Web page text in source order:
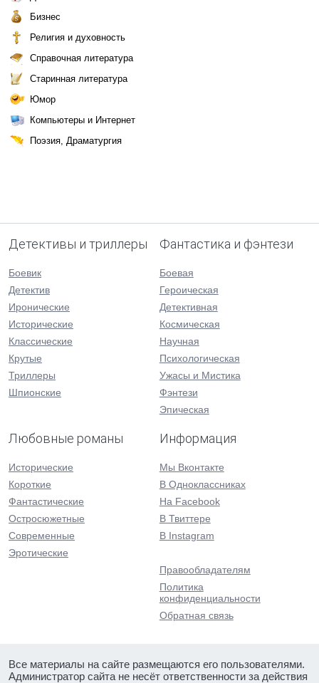
Бизнес
Религия и духовность
Справочная литература
Старинная литература
Юмор
Компьютеры и Интернет
Поэзия, Драматургия
Детективы и триллеры
Боевик
Детектив
Иронические
Исторические
Классические
Крутые
Триллеры
Шпионские
Фантастика и фэнтези
Боевая
Героическая
Детективная
Космическая
Научная
Психологическая
Ужасы и Мистика
Фэнтези
Эпическая
Любовные романы
Исторические
Короткие
Фантастические
Остросюжетные
Современные
Эротические
Информация
Мы Вконтакте
В Одноклассниках
На Facebook
В Твиттере
В Instagram
Правообладателям
Политика
конфиденциальности
Обратная связь
Все материалы на сайте размещаются его пользователями.
Администратор сайта не несёт ответственности за действия